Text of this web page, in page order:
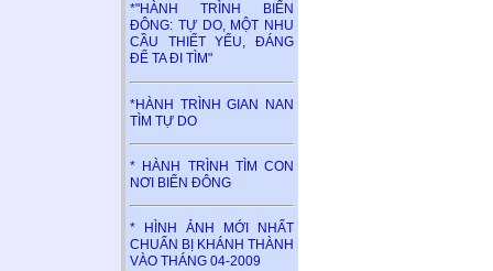
*"HÀNH TRÌNH BIỂN
ĐÔNG: TỰ DO, MỘT NHU
CẦU THIẾT YẾU, ĐÁNG
ĐỂ TA ĐI TÌM"
*HÀNH TRÌNH GIAN NAN
TÌM TỰ DO
* HÀNH TRÌNH TÌM CON
NƠI BIỂN ĐÔNG
* HÌNH ẢNH MỚI NHẤT
CHUẨN BỊ KHÁNH THÀNH
VÀO THÁNG 04-2009